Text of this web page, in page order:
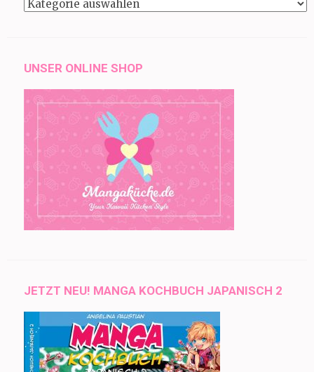
Kategorien
UNSER ONLINE SHOP
JETZT NEU! MANGA KOCHBUCH JAPANISCH 2